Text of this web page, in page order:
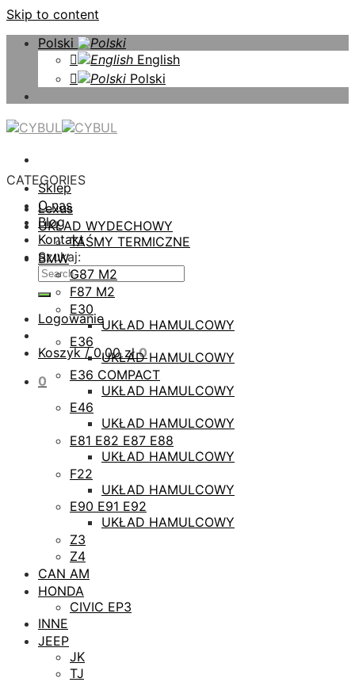
Skip to content
Polski
English
Polski
Sklep
O nas
Blog
Kontakt
Szukaj:
Logowanie
Koszyk /0,00zł 0
0
CATEGORIES
Lexus
UKŁAD WYDECHOWY
TAŚMY TERMICZNE
BMW
G87 M2
F87 M2
E30
UKŁAD HAMULCOWY
E36
UKŁAD HAMULCOWY
E36 COMPACT
UKŁAD HAMULCOWY
E46
UKŁAD HAMULCOWY
E81 E82 E87 E88
UKŁAD HAMULCOWY
F22
UKŁAD HAMULCOWY
E90 E91 E92
UKŁAD HAMULCOWY
Z3
Z4
CAN AM
HONDA
CIVIC EP3
INNE
JEEP
JK
TJ